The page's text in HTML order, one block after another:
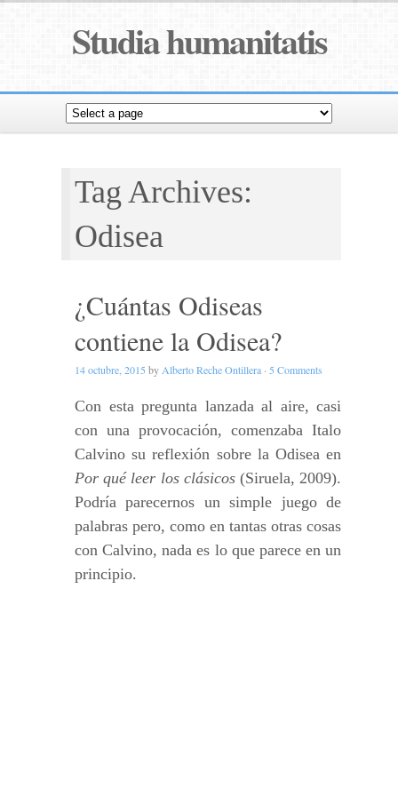
Studia humanitatis
Tag Archives:
Odisea
¿Cuántas Odiseas
contiene la Odisea?
14 octubre, 2015 by Alberto Reche Ontillera · 5 Comments
Con esta pregunta lanzada al aire, casi
con una provocación, comenzaba Italo
Calvino su reflexión sobre la Odisea en
Por qué leer los clásicos(Siruela, 2009).
Podría parecernos un simple juego de
palabras pero, como en tantas otras cosas
con Calvino, nada es lo que parece en un
principio.